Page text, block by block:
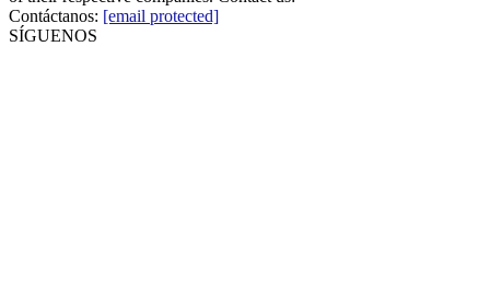
Contáctanos: [email protected]
SÍGUENOS